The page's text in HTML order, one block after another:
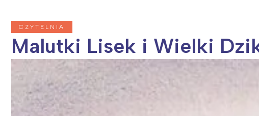
CZYTELNIA
Malutki Lisek i Wielki